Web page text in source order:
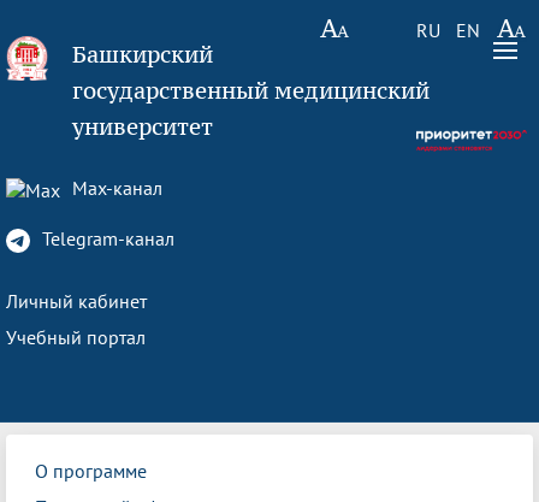
RU EN
Башкирский
государственный медицинский
университет
Max-канал
Telegram-канал
Личный кабинет
Учебный портал
О программе